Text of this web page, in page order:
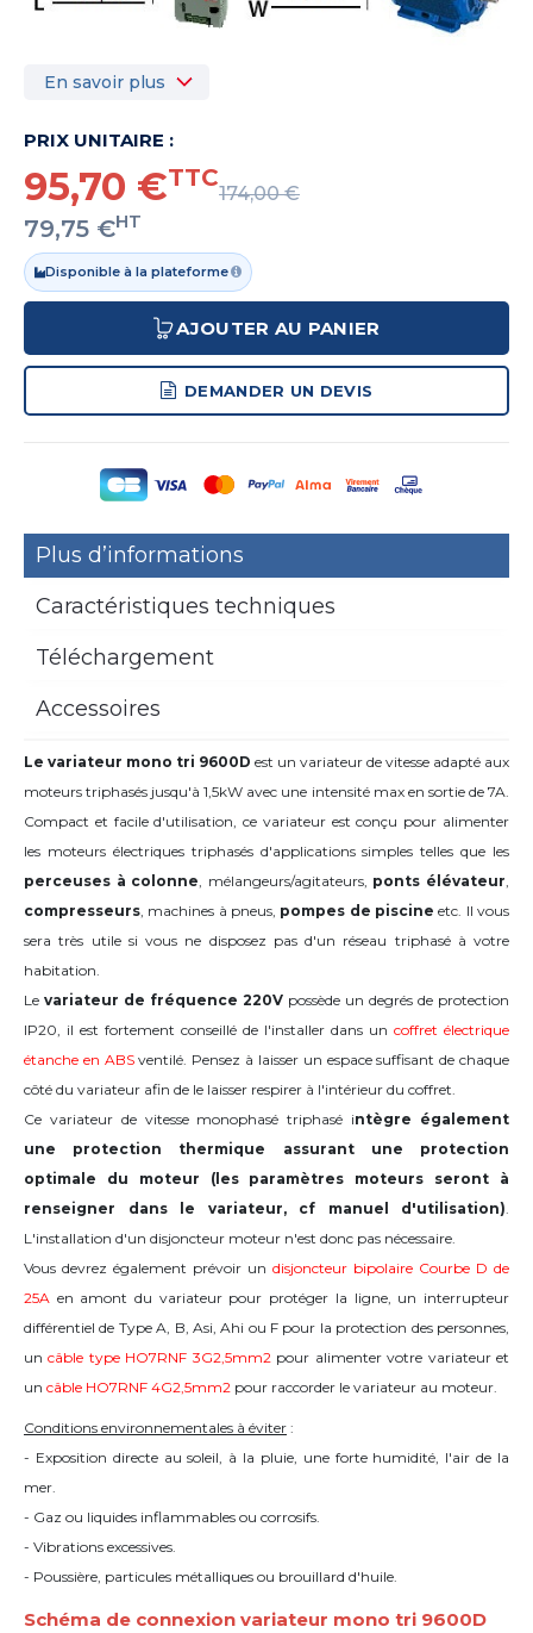
En savoir plus
PRIX UNITAIRE :
95,70 €TTC
174,00 €
79,75 €HT
Disponible à la plateforme
AJOUTER AU PANIER
DEMANDER UN DEVIS
Plus d’informations
Caractéristiques techniques
Téléchargement
Accessoires
Le variateur mono tri 9600D est un variateur de vitesse adapté aux
moteurs triphasés jusqu'à 1,5kW avec une intensité max en sortie de 7A.
Compact et facile d'utilisation, ce variateur est conçu pour alimenter
les moteurs électriques triphasés d'applications simples telles que les
perceuses à colonne, mélangeurs/agitateurs, ponts élévateur,
compresseurs, machines à pneus, pompes de piscine etc. Il vous
sera très utile si vous ne disposez pas d'un réseau triphasé à votre
habitation.
Le variateur de fréquence 220V possède un degrés de protection
IP20, il est fortement conseillé de l'installer dans un coffret électrique
étanche en ABSventilé. Pensez à laisser un espace suffisant de chaque
côté du variateur afin de le laisser respirer à l'intérieur du coffret.
Ce variateur de vitesse monophasé triphasé intègre également
une protection thermique assurant une protection
optimale du moteur (les paramètres moteurs seront à
renseigner dans le variateur, cf manuel d'utilisation).
L'installation d'un disjoncteur moteur n'est donc pas nécessaire.
Vous devrez également prévoir un disjoncteur bipolaire Courbe D de
25A en amont du variateur pour protéger la ligne, un interrupteur
différentiel de Type A, B, Asi, Ahi ou F pour la protection des personnes,
uncâble type HO7RNF 3G2,5mm2pour alimenter votre variateur et
un câble HO7RNF 4G2,5mm2 pour raccorder le variateur au moteur.
Conditions environnementales à éviter :
- Exposition directe au soleil, à la pluie, une forte humidité, l'air de la
mer.
- Gaz ou liquides inflammables ou corrosifs.
- Vibrations excessives.
- Poussière, particules métalliques ou brouillard d'huile.
Schéma de connexion variateur mono tri 9600D